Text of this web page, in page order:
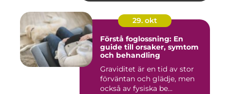
29. okt
Förstå foglossning: En
guide till orsaker, symtom
och behandling
Graviditet är en tid av stor
förväntan och glädje, men
också av fysiska be...